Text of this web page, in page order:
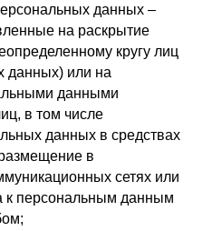
данных –
на раскрытие
кругу лиц
данных) или на
данными
в том числе
данных в средствах
в
сетях или
к персональным данным